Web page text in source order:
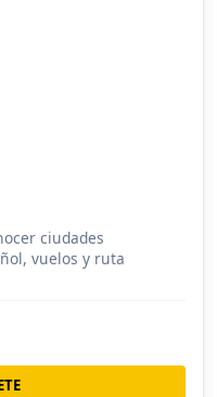
ciudades
vuelos y ruta